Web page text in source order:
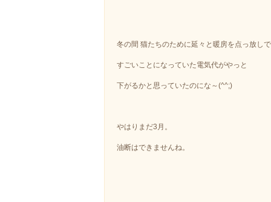
冬の間 猫たちのために延々と暖房を点っ放しで
すごいことになっていた電気代がやっと
下がるかと思っていたのにな～(^^;)
やはりまだ3月。
油断はできませんね。